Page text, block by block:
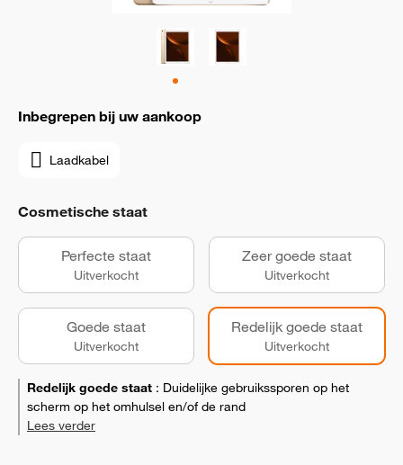
Inbegrepen bij uw aankoop
Laadkabel
Cosmetische staat
Perfecte staat
Uitverkocht
Zeer goede staat
Uitverkocht
Goede staat
Uitverkocht
Redelijk goede staat
Uitverkocht
Redelijk goede staat : Duidelijke gebruikssporen op het
scherm op het omhulsel en/of de rand
Lees verder